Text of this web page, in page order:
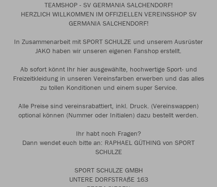
TEAMSHOP - SV GERMANIA SALCHENDORF!
HERZLICH WILLKOMMEN IM OFFIZIELLEN VEREINSSHOP SV
GERMANIA SALCHENDORF!
In Zusammenarbeit mit SPORT SCHULZE und unserem Ausrüster
JAKO haben wir unseren eigenen Fanshop erstellt.
Ab sofort könnt Ihr hier ausgewählte, hochwertige Sport- und
Freizeitkleidung in unseren Vereinsfarben erwerben und das alles
zu tollen Konditionen und einem super Service.
Alle Preise sind vereinsrabattiert, inkl. Druck. (Vereinswappen)
optional können (Nummer oder Initialen) dazu bestellt werden.
Ihr habt noch Fragen?
Dann wendet euch bitte an: RAPHAEL GÜTHING von SPORT
SCHULZE
SPORT SCHULZE GMBH
UNTERE DORFSTRAßE 163